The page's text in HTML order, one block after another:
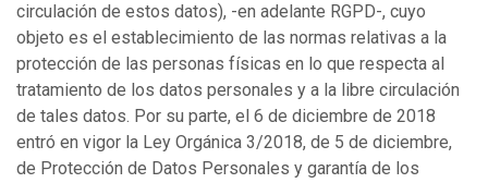
circulación de estos datos), -en adelante RGPD-, cuyo
objeto es el establecimiento de las normas relativas a la
protección de las personas físicas en lo que respecta al
tratamiento de los datos personales y a la libre circulación
de tales datos. Por su parte, el 6 de diciembre de 2018
entró en vigor la Ley Orgánica 3/2018, de 5 de diciembre,
de Protección de Datos Personales y garantía de los